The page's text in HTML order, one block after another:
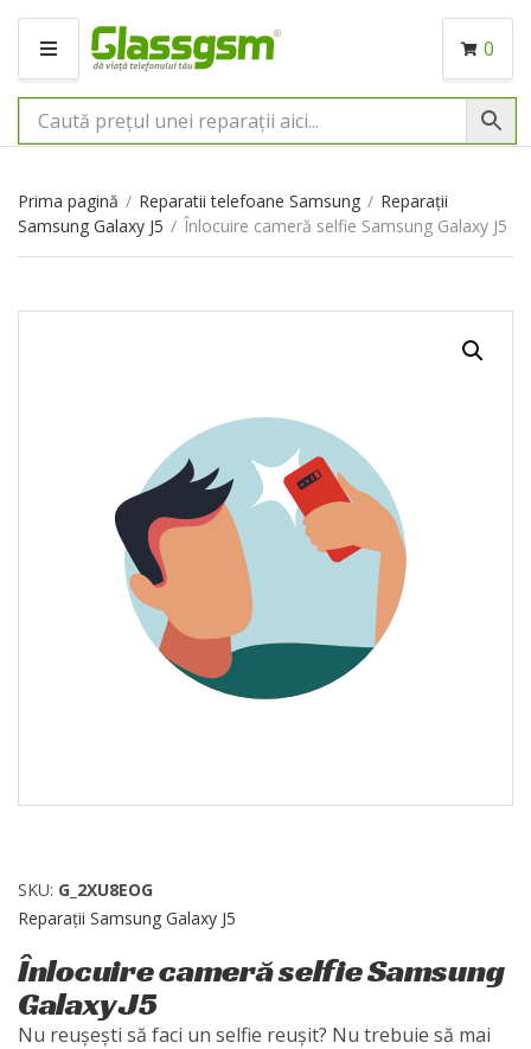
M
N
I
0
Prima pagină / Reparatii telefoane Samsung / Reparații
Samsung Galaxy J5 / Înlocuire cameră selfie Samsung Galaxy J5
SKU: G_2XU8EOG
Reparații Samsung Galaxy J5
Înlocuire cameră selfie Samsung
Galaxy J5
Nu reușești să faci un selfie reușit? Nu trebuie să mai